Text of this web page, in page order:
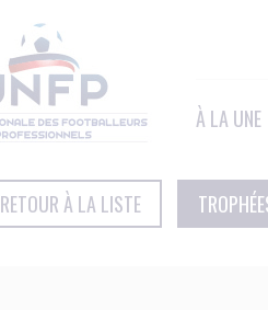
À LA UNE
RETOUR À LA LISTE